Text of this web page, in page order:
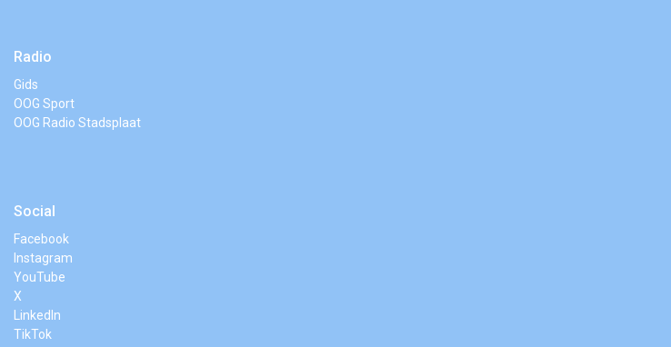
Radio
Gids
OOG Sport
OOG Radio Stadsplaat
Social
Facebook
Instagram
YouTube
X
LinkedIn
TikTok